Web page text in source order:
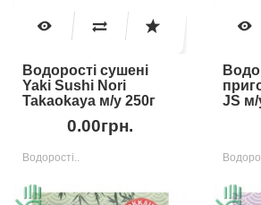
Водорості сушені
Yaki Sushi Nori
Takaokaya м/у 250г
0.00грн.
Водорості..
JS м/